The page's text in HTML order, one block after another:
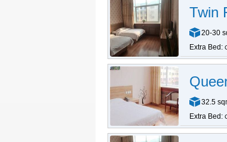
Twin
20-30
Extra Bed:
32.5
Extra Bed: